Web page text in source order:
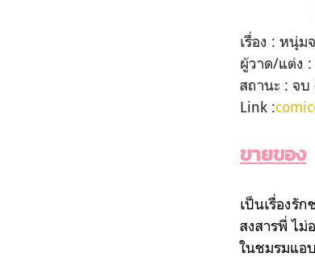
เรื่อง : หนุ่
ผู้วาด/แต่ง :
สถานะ : จบ
Link :
ขายของ
เป็นเรื่องรั
สงสารพี่ ไม่
ในชมรมแอ